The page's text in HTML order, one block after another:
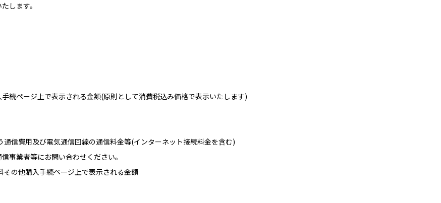
します。
続ページ上で表示される金額(原則として消費税込み価格で表示いたします)
信費用及び電気通信回線の通信料金等(インターネット接続料金を含む)
事業者等にお問い合わせください。
の他購入手続ページ上で表示される金額